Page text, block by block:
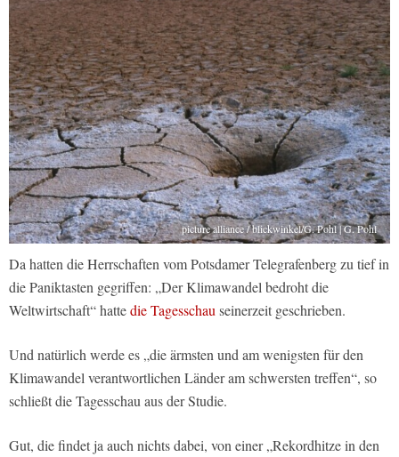
picture alliance / blickwinkel/G. Pohl | G. Pohl
Da hatten die Herrschaften vom Potsdamer Telegrafenberg zu tief in
die Paniktasten gegriffen: „Der Klimawandel bedroht die
Weltwirtschaft“ hattedie Tagesschauseinerzeit geschrieben.
Und natürlich werde es „die ärmsten und am wenigsten für den
Klimawandel verantwortlichen Länder am schwersten treffen“, so
schließt die Tagesschau aus der Studie.
Gut, die findet ja auch nichts dabei, von einer „Rekordhitze in den